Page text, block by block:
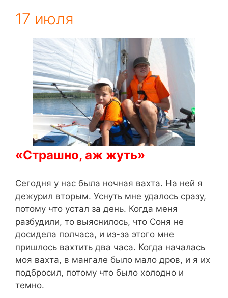
17 июля
«Страшно, аж жуть»
Сегодня у нас была ночная вахта. На ней я
дежурил вторым. Уснуть мне удалось сразу,
потому что устал за день. Когда меня
разбудили, то выяснилось, что Соня не
досидела полчаса, и из-за этого мне
пришлось вахтить два часа. Когда началась
моя вахта, в мангале было мало дров, и я их
подбросил, потому что было холодно и
темно.